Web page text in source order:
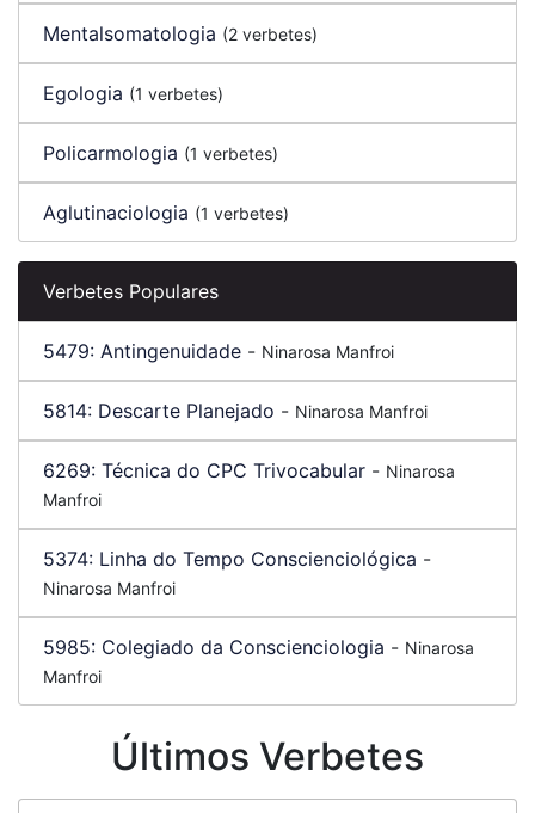
Mentalsomatologia (2 verbetes)
Egologia (1 verbetes)
Policarmologia (1 verbetes)
Aglutinaciologia (1 verbetes)
Verbetes Populares
5479: Antingenuidade - Ninarosa Manfroi
5814: Descarte Planejado - Ninarosa Manfroi
6269: Técnica do CPC Trivocabular - Ninarosa
Manfroi
5374: Linha do Tempo Conscienciológica -
Ninarosa Manfroi
5985: Colegiado da Conscienciologia - Ninarosa
Manfroi
Últimos Verbetes